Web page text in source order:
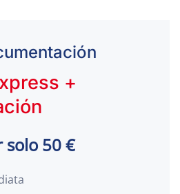
+
solo 50 €